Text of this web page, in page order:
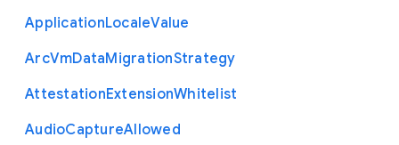
ApplicationLocaleValue
ArcVmDataMigrationStrategy
AttestationExtensionWhitelist
AudioCaptureAllowed